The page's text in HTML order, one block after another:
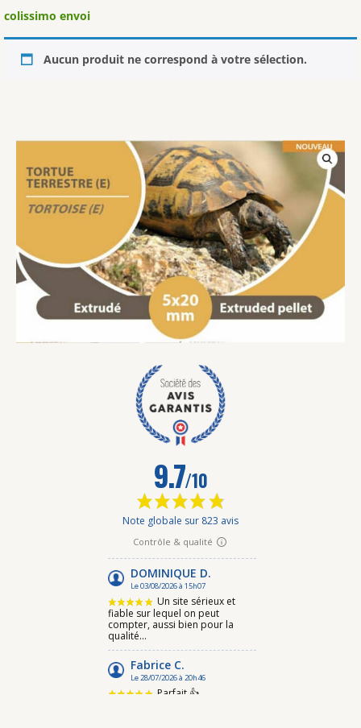
colissimo envoi
Aucun produit ne correspond à votre sélection.